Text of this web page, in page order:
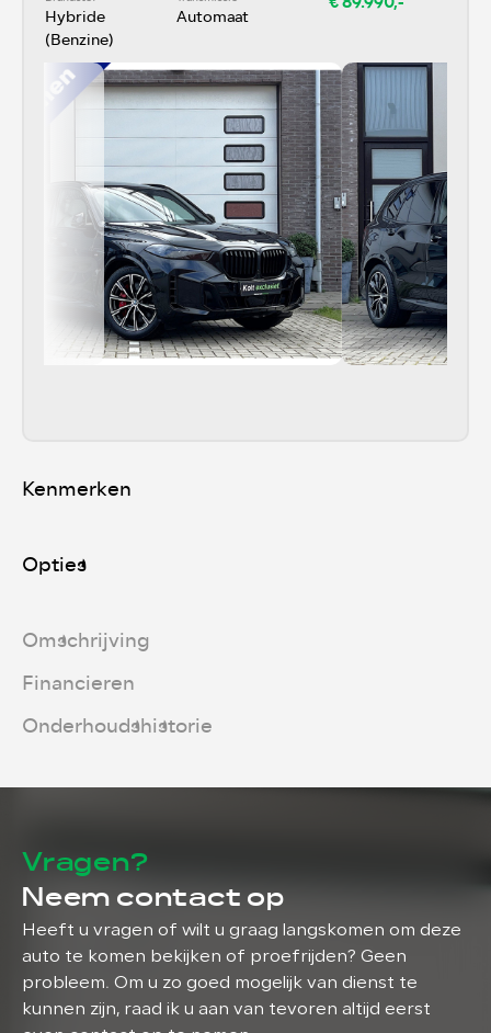
Hybride
(Benzine)
Automaat
Kenmerken
Opties
Omschrijving
Financieren
Onderhoudshistorie
Vragen?
Neem contact op
Heeft u vragen of wilt u graag langskomen om deze
auto te komen bekijken of proefrijden? Geen
probleem. Om u zo goed mogelijk van dienst te
kunnen zijn, raad ik u aan van tevoren altijd eerst